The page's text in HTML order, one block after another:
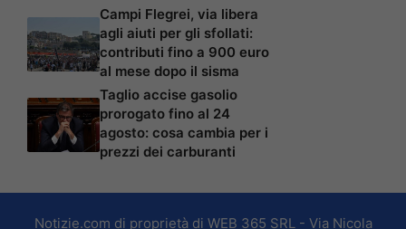
Campi Flegrei, via libera
agli aiuti per gli sfollati:
contributi fino a 900 euro
al mese dopo il sisma
Taglio accise gasolio
prorogato fino al 24
agosto: cosa cambia per i
prezzi dei carburanti
Notizie.com di proprietà di WEB 365 SRL - Via Nicola